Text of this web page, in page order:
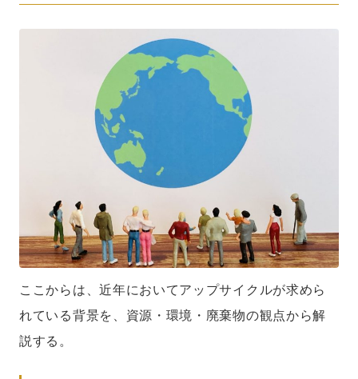
ここからは、近年においてアップサイクルが求めら
れている背景を、資源・環境・廃棄物の観点から解
説する。